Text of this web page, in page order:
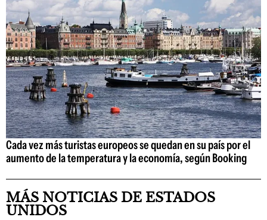
Cada vez más turistas europeos se quedan en su país por el
aumento de la temperatura y la economía, según Booking
MÁS NOTICIAS DE ESTADOS
UNIDOS